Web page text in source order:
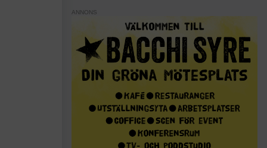
ANNONS